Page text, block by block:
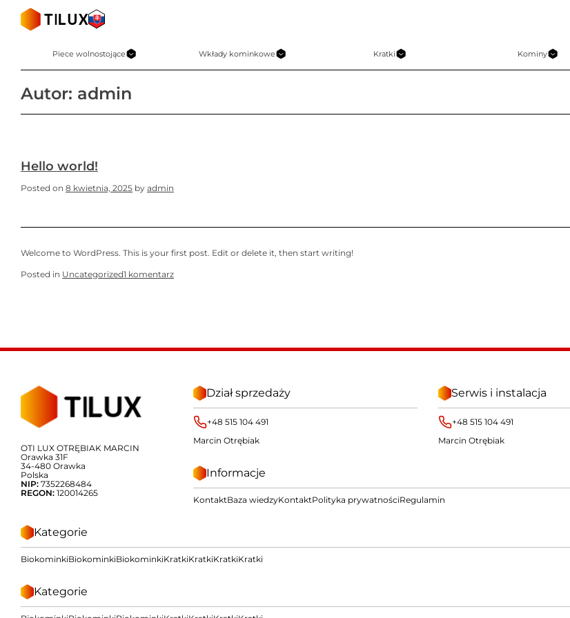
Piece wolnostojące Wkłady kominkowe Kratki Kominy
Autor: admin
Hello world!
Posted on 8 kwietnia, 2025 by admin
Welcome to WordPress. This is your first post. Edit or delete it, then start writing!
Posted in Uncategorized1 komentarzdo
OTI LUX OTRĘBIAK MARCIN
Orawka 31F
34-480 Orawka
Polska
NIP: 7352268484
REGON: 120014265
Dział sprzedaży
+48 515 104 491
Marcin Otrębiak
Serwis i instalacja
+48 515 104 491
Marcin Otrębiak
Informacje
KontaktBaza wiedzyKontaktPolityka prywatnościRegulamin
Kategorie
BiokominkiBiokominkiBiokominkiKratkiKratkiKratkiKratki
Kategorie